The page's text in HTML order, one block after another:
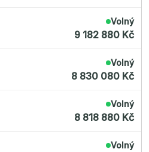
Volný
9 182 880 Kč
Volný
8 830 080 Kč
Volný
8 818 880 Kč
Volný